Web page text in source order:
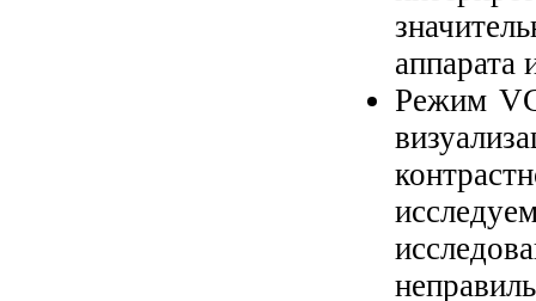
аппарата
Режим